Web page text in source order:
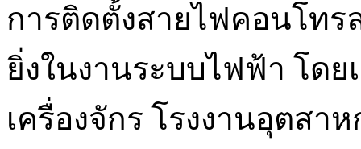
การติดตั้งสายไฟคอนโทร
ยิ่งในงานระบบไฟฟ้า โด
เครื่องจักร โรงงานอุตสา